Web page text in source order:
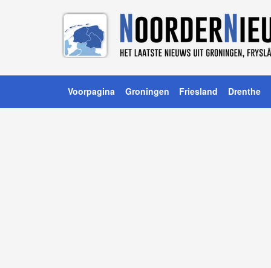
Voorpagina Groningen Friesland Drenthe